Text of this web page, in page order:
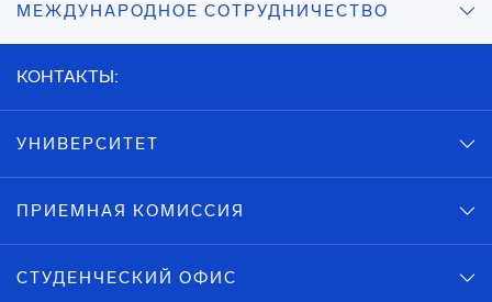
МЕЖДУНАРОДНОЕ СОТРУДНИЧЕСТВО
КОНТАКТЫ:
УНИВЕРСИТЕТ
ПРИЕМНАЯ КОМИССИЯ
СТУДЕНЧЕСКИЙ ОФИС